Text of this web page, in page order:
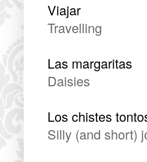
Viajar
Travelling
Las margaritas
Daisies
Los chistes
Silly (and short)